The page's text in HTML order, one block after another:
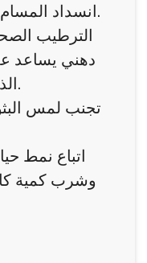
انسداد المسام وقتل البكتيريا المسببة للبثور.
الترطيب
دهني يساعد
الذي قد يزيد من التهاب الحبوب.
تجنب لمس
اتباع نمط
وشرب كمية